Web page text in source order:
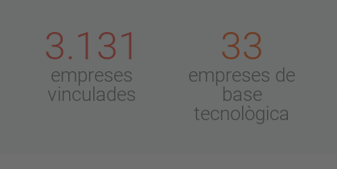
3.131
empreses
vinculades
33
empreses de
base
tecnològica